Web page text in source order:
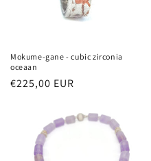
Mokume-gane - cubic zirconia
oceaan
Normale
€225,00 EUR